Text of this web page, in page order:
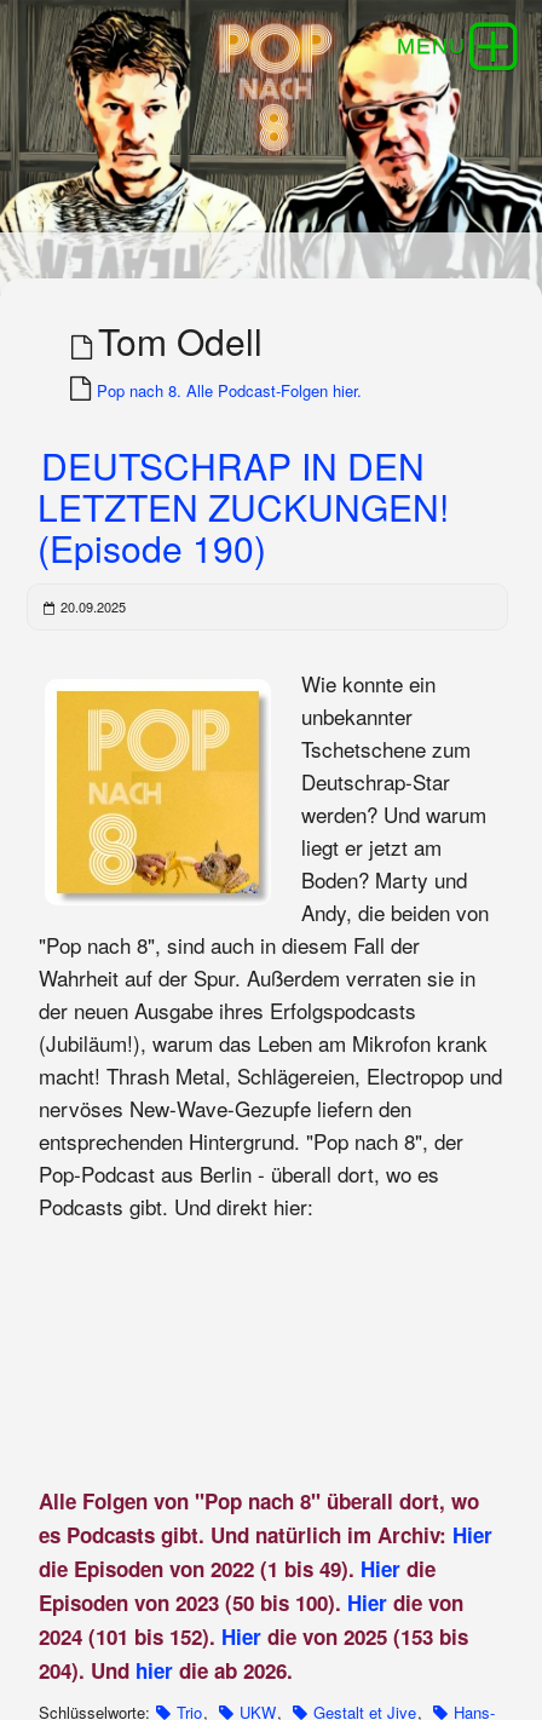
Tom Odell
Pop nach 8. Alle Podcast-Folgen hier.
DEUTSCHRAP IN DEN
LETZTEN ZUCKUNGEN!
(Episode 190)
20.09.2025
Wie konnte ein
unbekannter
Tschetschene zum
Deutschrap-Star
werden? Und warum
liegt er jetzt am
Boden? Marty und
Andy, die beiden von
"Pop nach 8", sind auch in diesem Fall der
Wahrheit auf der Spur. Außerdem verraten sie in
der neuen Ausgabe ihres Erfolgspodcasts
(Jubiläum!), warum das Leben am Mikrofon krank
macht! Thrash Metal, Schlägereien, Electropop und
nervöses New-Wave-Gezupfe liefern den
entsprechenden Hintergrund. "Pop nach 8", der
Pop-Podcast aus Berlin - überall dort, wo es
Podcasts gibt. Und direkt hier:
Alle Folgen von "Pop nach 8" überall dort, wo
es Podcasts gibt. Und natürlich im Archiv: Hier
die Episoden von 2022 (1 bis 49). Hierdie
Episoden von 2023 (50 bis 100). Hier die von
2024 (101 bis 152). Hier die von 2025 (153 bis
204). Und hier die ab 2026.
Schlüsselworte: Trio, UKW, Gestalt et Jive, Hans-